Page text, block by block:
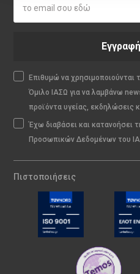
Εγγραφή
Επιθυμώ να
Όμιλο ΙΑΣΩ για να λαμβάνω
προϊόντα υγείας, εκδηλώσεις
Έχω διαβάσει και κατανοήσει
Προσωπικών Δεδομένων του
Πιστοποιήσεις